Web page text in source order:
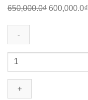
650,000.0₫ 600,000.0₫
Cửa
muỗi
dạng